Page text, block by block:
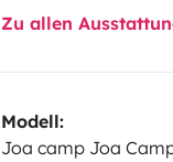
Zu allen
Modell:
Joa camp Joa